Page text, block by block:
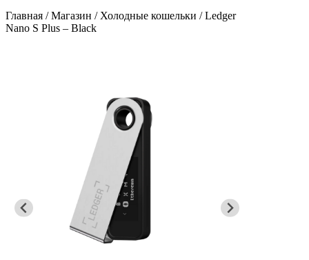
Главная /Магазин / Холодные кошельки / Ledger
Nano S Plus – Black